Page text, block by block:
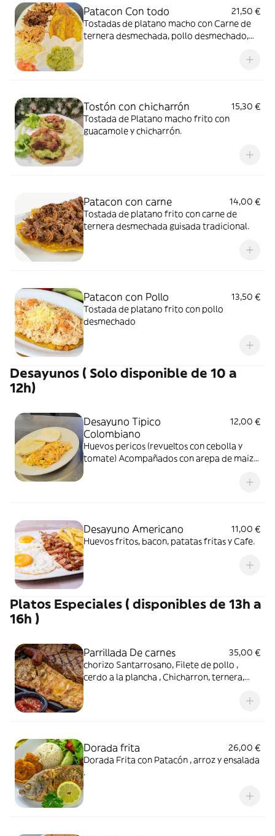
Patacon Con todo
21,50 €
Tostadas de platano macho con Carne de
ternera desmechada, pollo desmechado,
Tostón con chicharrón
15,30 €
Tostada de Platano macho frito con
guacamole y chicharrón.
Patacon con carne
14,00 €
Tostada de platano frito con carne de
ternera desmechada guisada tradicional.
Patacon con Pollo
13,50 €
Tostada de platano frito con pollo
desmechado
Desayunos ( Solo disponible de 10 a
12h)
Desayuno Tipico
Colombiano
12,00 €
Huevos pericos (revueltos con cebolla y
tomate) Acompañados con arepa de maiz,
Desayuno Americano
11,00 €
Huevos fritos, bacon, patatas fritas y Cafe.
Platos Especiales ( disponibles de 13h a
16h )
Parrillada De carnes
35,00 €
chorizo Santarrosano, Filete de pollo ,
cerdo a la plancha , Chicharron, ternera,
Dorada frita
26,00 €
Dorada Frita con Patacón , arroz y ensalada
.